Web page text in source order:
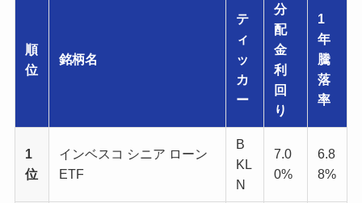
順
位
銘柄名
テ
ィ
ッ
カ
ー
分
配
金
利
回
り
1
年
騰
落
率
1
位
インベスコ シニア ローン
ETF
B
KL
N
7.0
0%
6.8
8%